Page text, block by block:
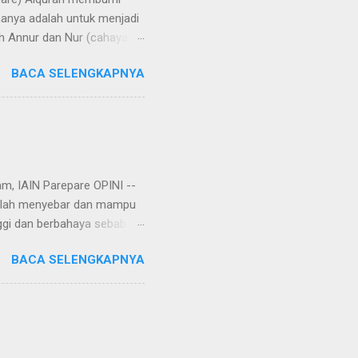
adalah untuk menjadi
dan Nur (cahaya).
di bumi melalui
di Yatsrib, Baginda Nabi
lain, hijrah
telah rampung tatkala
BACA SELENGKAPNYA
IAIN Parepare OPINI --
menyebar dan mampu
dan berbahaya sebab
Rencananya, virus itu
dianalisa dan
biologis yang
Yang menjadi
BACA SELENGKAPNYA